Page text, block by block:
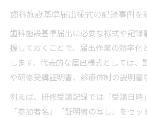
歯科施設基準届出様式の記録事例を
歯科施設基準届出に必要な様式や記録
握しておくことで、届出作業の効率化
します。代表的な届出様式としては、
や研修受講証明書、診療体制の説明書
例えば、研修受講記録では「受講日時
「参加者名」「証明書の写し」をセ